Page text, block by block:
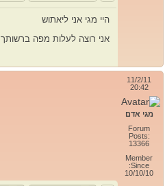
היי מגי אני ליאתוש
אני רוצה לעלות מפה ברשותך
11/2/11
20:42
מגי אדם
Forum
Posts:
13366
Member
Since:
10/10/10